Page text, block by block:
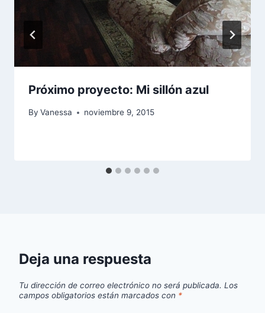
Próximo proyecto: Mi sillón azul
By Vanessa noviembre 9, 2015
Deja una respuesta
Tu dirección de correo electrónico no será publicada. Los
campos obligatorios están marcados con *